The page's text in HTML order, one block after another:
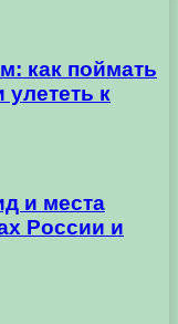
как поймать
к
и места
России и